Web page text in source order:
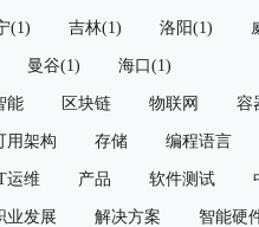
(1) 吉林(1) 洛阳(1)
曼谷(1) 海口(1)
能 区块链 物联网 容
用架构 存储 编程语言
运维 产品 软件测试
业发展 解决方案 智能硬